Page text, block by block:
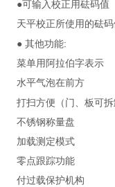
●可输入校正用砝码值
天平校正所使用的砝
● 其他功能:
菜单用阿拉伯字表示
水平气泡在前方
打扫方便（门、板可拆
不锈钢称量盘
加载测定模式
零点跟踪功能
付过载保护机构